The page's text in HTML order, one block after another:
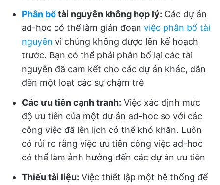
Phân bổtài nguyên không hợp lý: Các dự án
ad-hoc có thể làm gián đoạn việc phân bổ tài
nguyên vì chúng không được lên kế hoạch
trước. Bạn có thể phải phân bổ lại các tài
nguyên đã cam kết cho các dự án khác, dẫn
đến một loạt các sự chậm trễ
Các ưu tiên cạnh tranh: Việc xác định mức
độ ưu tiên của một dự án ad-hoc so với các
công việc đã lên lịch có thể khó khăn. Luôn
có rủi ro rằng việc ưu tiên công việc ad-hoc
có thể làm ảnh hưởng đến các dự án ưu tiên
Thiếu tài liệu: Việc thiết lập một hệ thống để